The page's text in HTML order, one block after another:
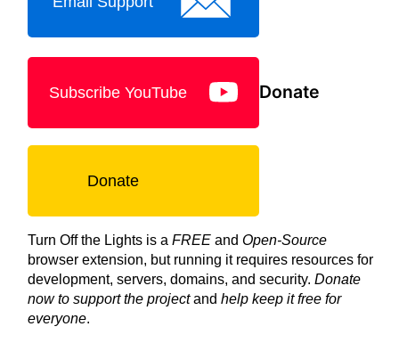
Subscribe YouTube Donate
Donate
Turn Off the Lights is a FREE and Open-Source
browser extension, but running it requires resources for
development, servers, domains, and security. Donate
now to support the projectand help keep it free for
everyone.